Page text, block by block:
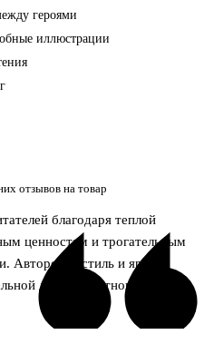
героями
иллюстрации
отзывов на товар
благодаря теплой
ценностям и трогательным
стиль и яркие
для совместного чтения с